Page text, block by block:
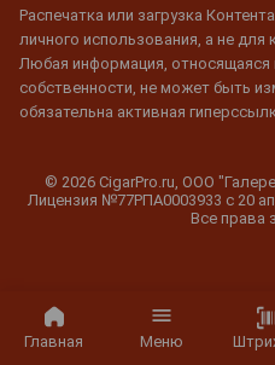
Главная Меню
Распечатка или загрузка
личного использования, а не для
Любая информация, относящаяся
собственности, не может быть
обязательна активная
© 2026 CigarPro.ru, ООО
Лицензия №77РПА0003933 c 20
Все права